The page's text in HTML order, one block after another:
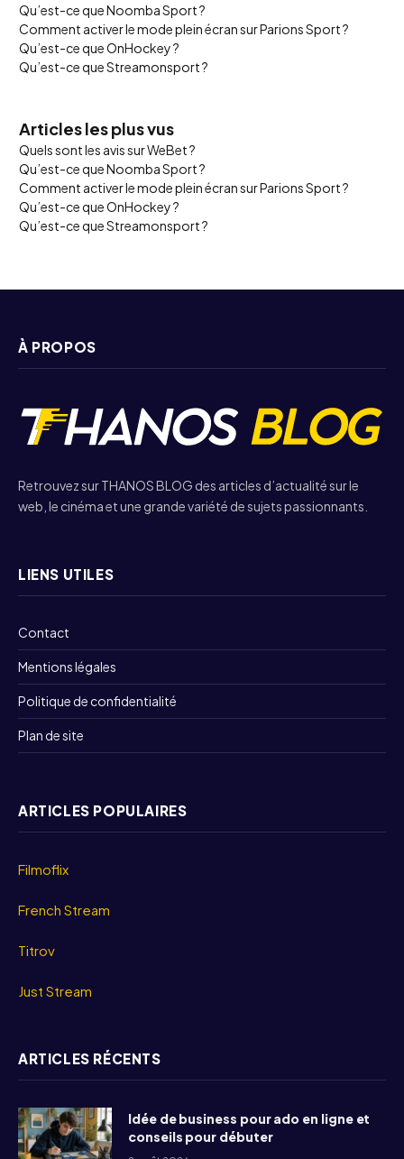
Qu’est-ce que Noomba Sport ?
Comment activer le mode plein écran sur Parions Sport ?
Qu’est-ce que OnHockey ?
Qu’est-ce que Streamonsport ?
Articles les plus vus
Quels sont les avis sur WeBet ?
Qu’est-ce que Noomba Sport ?
Comment activer le mode plein écran sur Parions Sport ?
Qu’est-ce que OnHockey ?
Qu’est-ce que Streamonsport ?
À PROPOS
Retrouvez sur THANOS BLOG des articles d’actualité sur le
web, le cinéma et une grande variété de sujets passionnants.
LIENS UTILES
Contact
Mentions légales
Politique de confidentialité
Plan de site
ARTICLES POPULAIRES
Filmoflix
French Stream
Titrov
Just Stream
ARTICLES RÉCENTS
Idée de business pour ado en ligne et
conseils pour débuter